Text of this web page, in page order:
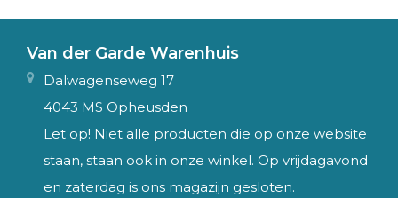
Van der Garde Warenhuis
Dalwagenseweg 17
4043 MS Opheusden
Let op! Niet alle producten die op onze website
staan, staan ook in onze winkel. Op vrijdagavond
en zaterdag is ons magazijn gesloten.